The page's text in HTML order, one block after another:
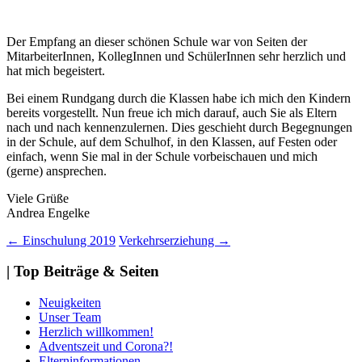
Der Empfang an dieser schönen Schule war von Seiten der
MitarbeiterInnen, KollegInnen und SchülerInnen sehr herzlich und
hat mich begeistert.
Bei einem Rundgang durch die Klassen habe ich mich den Kindern
bereits vorgestellt. Nun freue ich mich darauf, auch Sie als Eltern
nach und nach kennenzulernen. Dies geschieht durch Begegnungen
in der Schule, auf dem Schulhof, in den Klassen, auf Festen oder
einfach, wenn Sie mal in der Schule vorbeischauen und mich
(gerne) ansprechen.
Viele Grüße
Andrea Engelke
Beitragsnavigation
← Einschulung 2019 Verkehrserziehung →
| Top Beiträge & Seiten
Neuigkeiten
Unser Team
Herzlich willkommen!
Adventszeit und Corona?!